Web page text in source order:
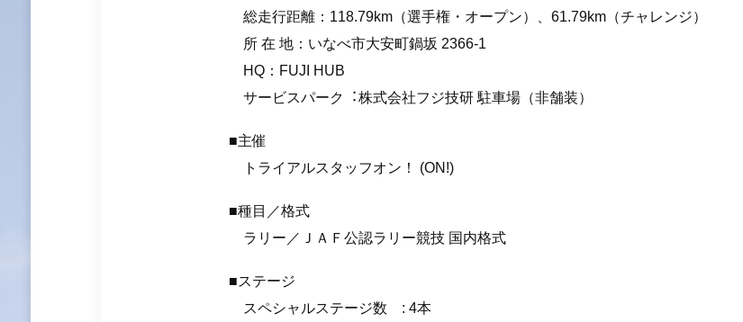
総走行距離：118.79km（選⼿権・オープン）、61.79km（チャレンジ）
所 在 地：いなべ市⼤安町鍋坂 2366-1
HQ：FUJI HUB
サービスパーク︓株式会社フジ技研 駐⾞場（⾮舗装）
■主催
トライアルスタッフオン！ (ON!)
■種⽬／格式
ラリー／ＪＡＦ公認ラリー競技 国内格式
■ステージ
スペシャルステージ数 : 4本